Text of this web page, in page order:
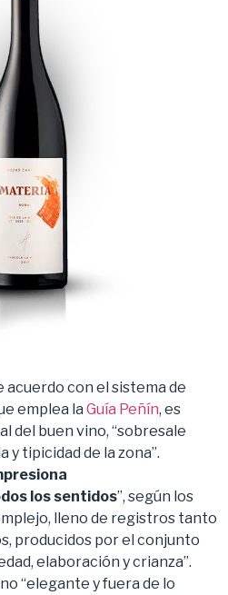
acuerdo con el sistema de
emplea la Guía Peñín, es
del buen vino, “sobresale
y tipicidad de la zona”.
los sentidos”, según los
lleno de registros tanto
producidos por el conjunto
elaboración y crianza”.
“elegante y fuera de lo